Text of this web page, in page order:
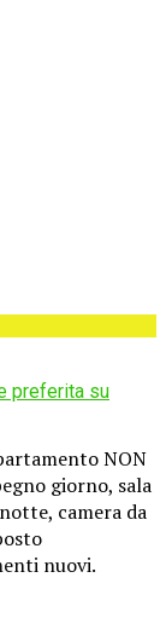
preferita su
NON
giorno, sala
camera da
nuovi.